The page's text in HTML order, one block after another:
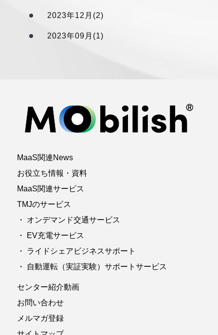
2023年12月(2)
2023年09月(1)
MaaS関連News
お役立ち情報・資料
MaaS関連サービス
TMJのサービス
・ オンデマンド交通サービス
・ EV充電サービス
・ ライドシェアビジネスサポート
・ 自動運転（実証実験）サポートサービス
センター紹介動画
お問い合わせ
メルマガ登録